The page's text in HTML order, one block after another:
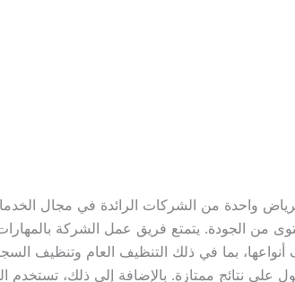
واحدة من الشركات الرائدة في مجال
من الجودة. يتمتع فريق عمل الشركة
بما في ذلك التنظيف العام وتنظيف
نتائج ممتازة. بالإضافة إلى ذلك، تستخدم